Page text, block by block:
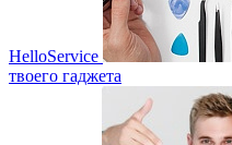
HelloService
твоего гаджета